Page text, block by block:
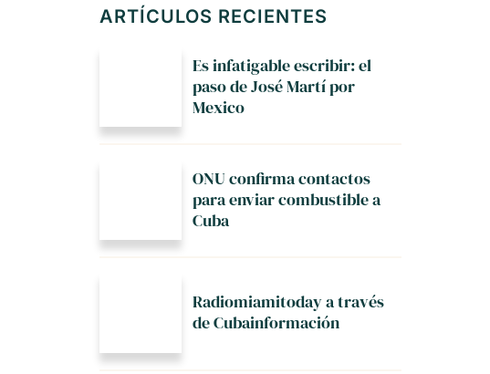
ARTÍCULOS RECIENTES
Es infatigable escribir: el
paso de José Martí por
Mexico
ONU confirma contactos
para enviar combustible a
Cuba
Radiomiamitoday a través
de Cubainformación